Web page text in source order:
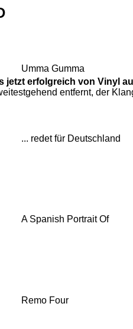
Umma Gumma
jetzt erfolgreich von Vinyl
entfernt, der
... redet für Deutschland
A Spanish Portrait Of
Remo Four